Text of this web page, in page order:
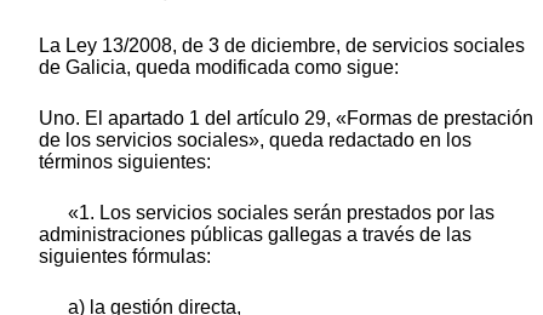
La Ley 13/2008, de 3 de diciembre, de servicios sociales
de Galicia, queda modificada como sigue:
Uno. El apartado 1 del artículo 29, «Formas de prestación
de los servicios sociales», queda redactado en los
términos siguientes:
«1. Los servicios sociales serán prestados por las
administraciones públicas gallegas a través de las
siguientes fórmulas:
a) la gestión directa,